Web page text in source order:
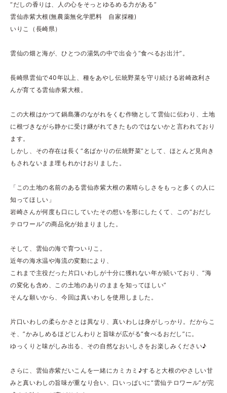
“だしの香りは、人の心をそっとゆるめる力がある”
雲仙赤紫大根(無農薬無化学肥料 自家採種)
いりこ（長崎県）
雲仙の畑と海が、ひとつの湯気の中で出会う“食べるお出汁”。
長崎県雲仙で40年以上、種をあやし伝統野菜を守り続ける岩崎政利さ
んが育てる雲仙赤紫大根。
この大根はかつて鍋島藩のながれをくむ作物として雲仙に伝わり、土地
に根づきながら静かに受け継がれてきたものではないかと言われており
ます。
しかし、その存在は長く“名ばかりの伝統野菜”として、ほとんど見向き
もされないまま埋もれかけおりました。
「この土地の名前のある雲仙赤紫大根の素晴らしさをもっと多くの人に
知ってほしい」
岩崎さんが何度も口にしていたその想いを形にしたくて、この“おだし
テロワール”の商品化が始まりました。
そして、雲仙の海で育ついりこ。
近年の海水温や海流の変動により、
これまで主役だった片口いわしが十分に獲れない年が続いており、“海
の変化も含め、この土地のありのままを知ってほしい”
そんな願いから、今回は真いわしを使用しました。
片口いわしの柔らかさとは異なり、真いわしは身がしっかり。だからこ
そ、”かみしめるほどじんわりと旨味が広がる“食べるおだし”に。
ゆっくりと味がしみ出る、その自然なおいしさをお楽しみください♪
さらに、雲仙赤紫だいこんを一緒にカミカミ♪すると大根のやさしい甘
みと真いわしの旨味が重なり合い、口いっぱいに“雲仙テロワール”が完